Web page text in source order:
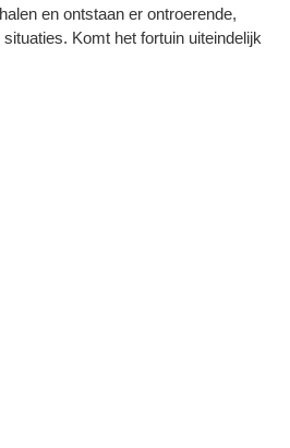
en ontstaan er ontroerende,
Komt het fortuin uiteindelijk